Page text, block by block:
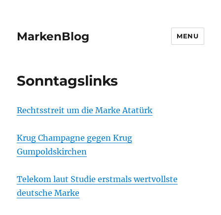
MarkenBlog MENU
Sonntagslinks
Rechtsstreit um die Marke Atatürk
Krug Champagne gegen Krug
Gumpoldskirchen
Telekom laut Studie erstmals wertvollste
deutsche Marke